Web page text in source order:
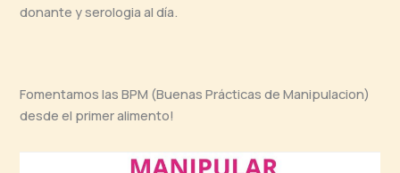
donante y serologia al día.
Fomentamos las BPM (Buenas Prácticas de Manipulacion)
desde el primer alimento!